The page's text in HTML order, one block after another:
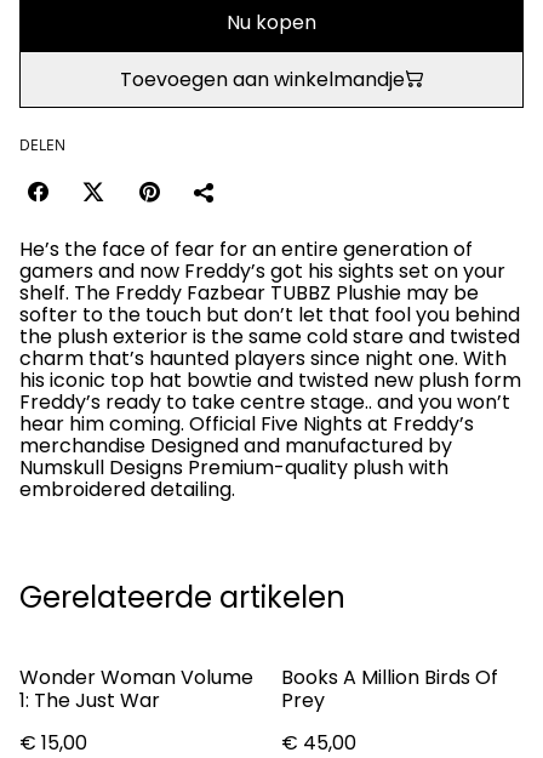
Nu kopen
Toevoegen aan winkelmandje
DELEN
He’s the face of fear for an entire generation of
gamers and now Freddy’s got his sights set on your
shelf. The Freddy Fazbear TUBBZ Plushie may be
softer to the touch but don’t let that fool you behind
the plush exterior is the same cold stare and twisted
charm that’s haunted players since night one. With
his iconic top hat bowtie and twisted new plush form
Freddy’s ready to take centre stage.. and you won’t
hear him coming. Official Five Nights at Freddy’s
merchandise Designed and manufactured by
Numskull Designs Premium-quality plush with
embroidered detailing.
Gerelateerde artikelen
Wonder Woman Volume
1: The Just War
€ 15,00
Books A Million Birds Of
Prey
€ 45,00